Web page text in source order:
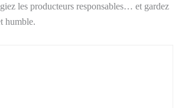
les producteurs responsables… et gardez
humble.